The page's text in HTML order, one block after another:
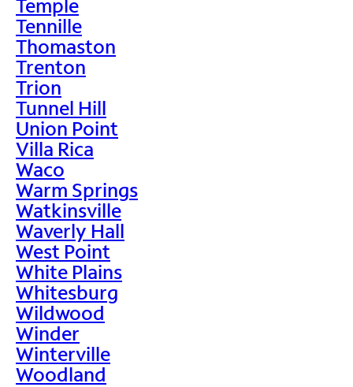
Temple
Tennille
Thomaston
Trenton
Trion
Tunnel Hill
Union Point
Villa Rica
Waco
Warm Springs
Watkinsville
Waverly Hall
West Point
White Plains
Whitesburg
Wildwood
Winder
Winterville
Woodland